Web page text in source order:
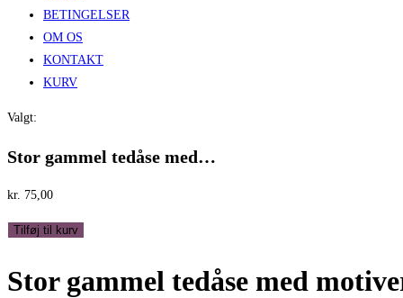
BETINGELSER
OM OS
KONTAKT
KURV
Valgt:
Stor gammel tedåse med…
kr. 75,00
Stor
tedåse
Tilføj til kurv
Stor gammel tedåse med